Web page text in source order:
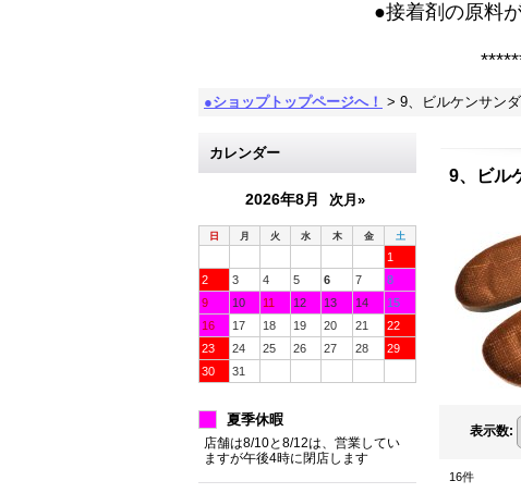
●接着剤の原料
●ショップトップページへ！ > 9、ビルケンサン
カレンダー
2026年8月 次月»
日 月 火 水 木 金 土
1
2
3 4 5 6 7
8
9
10 11 12 13 14
15
16
17 18 19 20 21
22
23
24 25 26 27 28
29
30
31
夏季休暇
店舗は8/10と8/12は、営業してい
ますが午後4時に閉店します
9、ビル
表示数:
16件